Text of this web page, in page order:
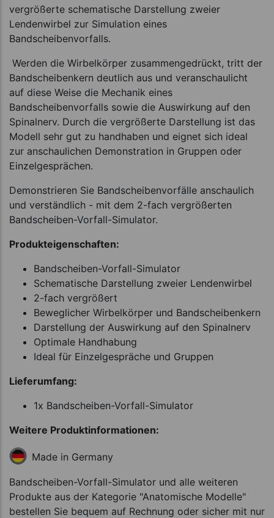
vergrößerte schematische Darstellung zweier
Lendenwirbel zur Simulation eines
Bandscheibenvorfalls.
Werden die Wirbelkörper zusammengedrückt, tritt der
Bandscheibenkern deutlich aus und veranschaulicht
auf diese Weise die Mechanik eines
Bandscheibenvorfalls sowie die Auswirkung auf den
Spinalnerv. Durch die vergrößerte Darstellung ist das
Modell sehr gut zu handhaben und eignet sich ideal
zur anschaulichen Demonstration in Gruppen oder
Einzelgesprächen.
Demonstrieren Sie Bandscheibenvorfälle anschaulich
und verständlich - mit dem 2-fach vergrößerten
Bandscheiben-Vorfall-Simulator.
Produkteigenschaften:
Bandscheiben-Vorfall-Simulator
Schematische Darstellung zweier Lendenwirbel
2-fach vergrößert
Beweglicher Wirbelkörper und Bandscheibenkern
Darstellung der Auswirkung auf den Spinalnerv
Optimale Handhabung
Ideal für Einzelgespräche und Gruppen
Lieferumfang:
1x Bandscheiben-Vorfall-Simulator
Weitere Produktinformationen:
Made in Germany
Bandscheiben-Vorfall-Simulator und alle weiteren
Produkte aus der Kategorie "Anatomische Modelle"
bestellen Sie bequem auf Rechnung oder sicher mit nur